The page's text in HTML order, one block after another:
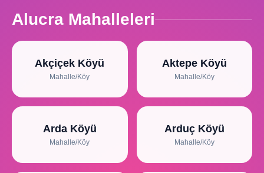
Alucra Mahalleleri
Akçiçek Köyü
Mahalle/Köy
Aktepe Köyü
Mahalle/Köy
Arda Köyü
Mahalle/Köy
Arduç Köyü
Mahalle/Köy